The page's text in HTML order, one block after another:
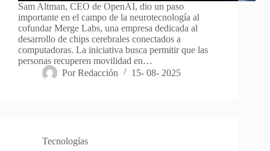
Sam Altman, CEO de OpenAI, dio un paso
importante en el campo de la neurotecnología al
cofundar Merge Labs, una empresa dedicada al
desarrollo de chips cerebrales conectados a
computadoras. La iniciativa busca permitir que las
personas recuperen movilidad en…
Por Redacción 15- 08- 2025
Tecnologías